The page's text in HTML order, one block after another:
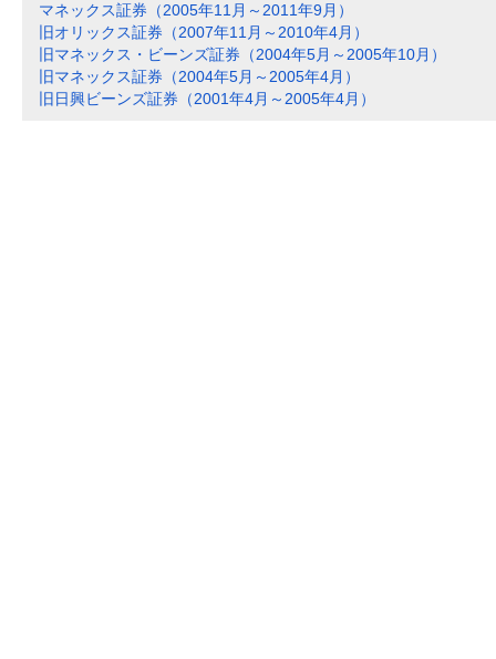
マネックス証券（2005年11月～2011年9月）
旧オリックス証券（2007年11月～2010年4月）
旧マネックス・ビーンズ証券（2004年5月～2005年10月）
旧マネックス証券（2004年5月～2005年4月）
旧日興ビーンズ証券（2001年4月～2005年4月）